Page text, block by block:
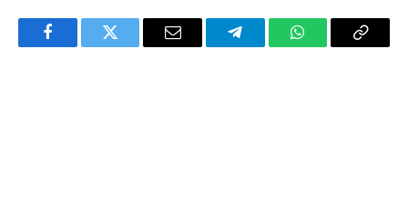
FacebookTwitter Email TelegramWhatsAppCopy